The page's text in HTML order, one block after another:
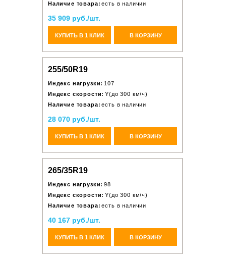
Наличие товара: есть в наличии
35 909 руб./шт.
КУПИТЬ В 1 КЛИК В КОРЗИНУ
255/50R19
Индекс нагрузки: 107
Индекс скорости: Y(до 300 км/ч)
Наличие товара: есть в наличии
28 070 руб./шт.
КУПИТЬ В 1 КЛИК В КОРЗИНУ
265/35R19
Индекс нагрузки: 98
Индекс скорости: Y(до 300 км/ч)
Наличие товара: есть в наличии
40 167 руб./шт.
КУПИТЬ В 1 КЛИК В КОРЗИНУ